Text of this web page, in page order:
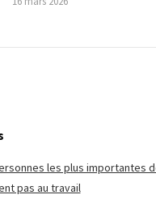
les plus importantes
pas au travail